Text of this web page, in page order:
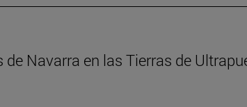
Navarra en las Tierras de